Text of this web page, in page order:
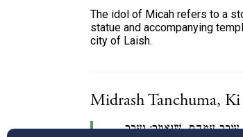
The idol of Micah refers to a
statue and accompanying
city of Laish.
Midrash Tanchuma,
עוֹבֵר עִמָּהֶם, שֶׁנֶּאֱמַר: וְעָבַר